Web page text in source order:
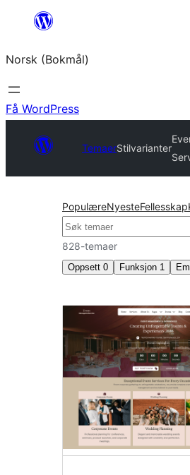
Hopp
innhold
Norsk (Bokmål)
Få WordPress
TemaerStilvarianter
PopulæreNyesteFellesskap
Søk
828-temaer
Oppsett 0 Funksjon 1
Stilvarianter